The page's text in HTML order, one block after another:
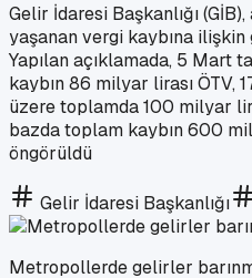
Gelir İdaresi Başkanlığı
yaşanan vergi kaybına
Yapılan açıklamada, 5 Mart
kaybın 86 milyar lirası ÖTV,
üzere toplamda 100 milyar
bazda toplam kaybın 600
öngörüldü
Gelir İdaresi Başkanlığı
Metropollerde gelirler